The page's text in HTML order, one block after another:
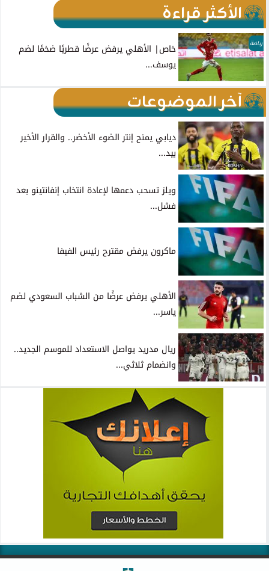
الأكثر قراءة
رياضة
خاص| الأهلي يرفض عرضًا قطريًا ضخمًا لضم
يوسف...
آخر الموضوعات
ديابي يمنح إنتر الضوء الأخضر.. والقرار الأخير
بيد...
ويلز تسحب دعمها لإعادة انتخاب إنفانتينو بعد
فشل...
ماكرون يرفض مقترح رئيس الفيفا
الأهلي يرفض عرضًا من الشباب السعودي لضم
ياسر...
ريال مدريد يواصل الاستعداد للموسم الجديد..
وانضمام ثلاثي...